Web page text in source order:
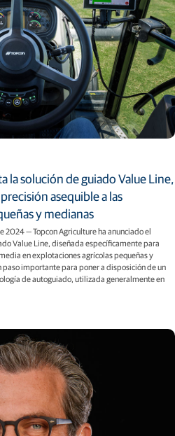
la solución de guiado Value Line,
asequible a las
y medianas
2024 — Topcon Agriculture ha anunciado el
Value Line, diseñada específicamente para
en explotaciones agrícolas pequeñas y
importante para poner a disposición de un
de autoguiado, utilizada generalmente en